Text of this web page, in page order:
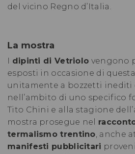
del vicino Regno d’Italia.
La mostra
dipinti di Vetriolo vengono
esposti in occasione di
unitamente a bozzetti inediti
nell’ambito di uno specifico
Tito Chini e alla stagione
mostra prosegue nel
termalismo trentino, anche
manifesti pubblicitari